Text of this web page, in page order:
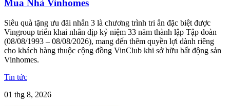
Mua Nhà Vinhomes
Siêu quà tặng ưu đãi nhân 3 là chương trình tri ân đặc biệt được
Vingroup triển khai nhân dịp kỷ niệm 33 năm thành lập Tập đoàn
(08/08/1993 – 08/08/2026), mang đến thêm quyền lợi dành riêng
cho khách hàng thuộc cộng đồng VinClub khi sở hữu bất động sản
Vinhomes.
Tin tức
01 thg 8, 2026